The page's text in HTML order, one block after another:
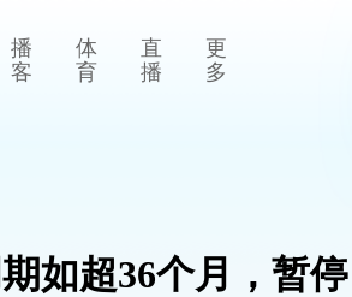
播
客
体
育
直
播
更
多
如超36个月，暂停